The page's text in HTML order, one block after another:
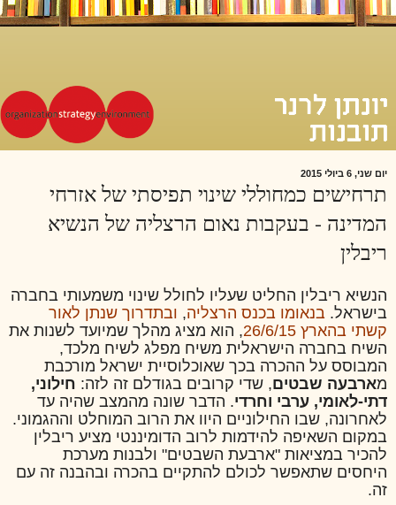
יום שני, 6 ביולי 2015
תרחישים כמחוללי שינוי תפיסתי של אזרחי
המדינה - בעקבות נאום הרצליה של הנשיא
ריבלין
הנשיא ריבלין החליט שעליו לחולל שינוי משמעותי בחברה
בישראל. בנאומו בכנס הרצליה, ובתדרוך שנתן לאור
קשתי בהארץ 26/6/15
, הוא מציג מהלך שמיועד לשנות את
השיח בחברה הישראלית משיח מפלג לשיח מלכד,
המבוסס על ההכרה בכך שאוכלוסיית ישראל מורכבת
מארבעה שבטים, שדי קרובים בגודלם זה לזה: חילוני,
דתי-לאומי, ערבי וחרדי. הדבר שונה מהמצב שהיה עד
לאחרונה, שבו החילוניים היוו את הרוב המוחלט וההגמוני.
במקום השאיפה להידמות לרוב הדומיננטי מציע ריבלין
להכיר במציאות "ארבעת השבטים" ולבנות מערכת
היחסים שתאפשר לכולם להתקיים בהכרה ובהבנה זה עם
זה.